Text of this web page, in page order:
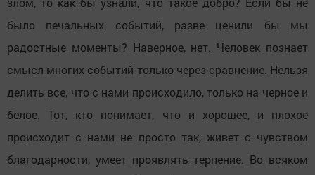
было печальных событий, разве ценили бы мы
радостные моменты? Наверное, нет. Человек познает
смысл многих событий только через сравнение. Нельзя
делить все, что с нами происходило, только на черное и
белое. Тот, кто понимает, что и хорошее, и плохое
происходит с нами не просто так, живет с чувством
благодарности, умеет проявлять терпение. Во всяком